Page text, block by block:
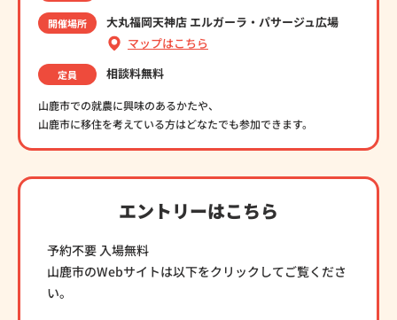
開催場所
大丸福岡天神店 エルガーラ・パサージュ広場
マップはこちら
定員 相談料無料
山鹿市での就農に興味のあるかたや、
山鹿市に移住を考えている方はどなたでも参加できます。
エントリーはこちら
予約不要 入場無料
山鹿市のWebサイトは以下をクリックしてご覧くださ
い。